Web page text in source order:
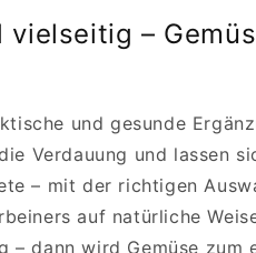
–
und gesunde
Verdauung und lassen
– mit der richtigen
auf natürliche
dann wird Gemüse zum